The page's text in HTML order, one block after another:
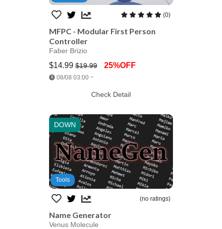
(0)
MFPC - Modular First Person
Controller
Faber Brizio
$14.99 $19.99 25%OFF
08/08 03:00 ~
Check Detail
DOWN
Jump AssetStore
Tools
(no ratings)
Name Generator
Venus Molecule